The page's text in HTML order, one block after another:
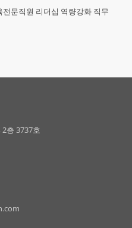
문직원 리더십 역량강화 직무
층 3737호